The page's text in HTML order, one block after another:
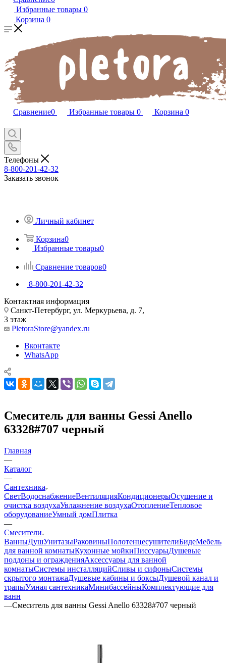
Избранные товары 0
Корзина 0
Сравнение0 Избранные товары 0 Корзина 0
Телефоны
8-800-201-42-32
Заказать звонок
Личный кабинет
Корзина0
Избранные товары0
Сравнение товаров0
8-800-201-42-32
Контактная информация
Санкт-Петербург, ул. Меркурьева, д. 7,
3 этаж
PletoraStore@yandex.ru
Вконтакте
WhatsApp
Смеситель для ванны Gessi Anello
63328#707 черный
Главная
—
Каталог
—
Сантехника
СветВодоснабжениеВентиляцияКондиционерыОсушение и
очистка воздухаУвлажнение воздухаОтоплениеТепловое
оборудованиеУмный домПлитка
—
Смесители
ВанныДушУнитазыРаковиныПолотенцесушителиБидеМебель
для ванной комнатыКухонные мойкиПиссуарыДушевые
поддоны и огражденияАксессуары для ванной
комнатыСистемы инсталляцийСливы и сифоныСистемы
скрытого монтажаДушевые кабины и боксыДушевой канал и
трапыУмная сантехникаМинибассейныКомплектующие для
ванн
—Смеситель для ванны Gessi Anello 63328#707 черный